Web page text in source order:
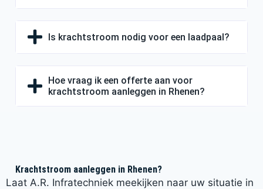
Is krachtstroom nodig voor een laadpaal?
Hoe vraag ik een offerte aan voor
krachtstroom aanleggen in Rhenen?
Krachtstroom aanleggen in Rhenen?
Laat A.R. Infratechniek meekijken naar uw situatie in